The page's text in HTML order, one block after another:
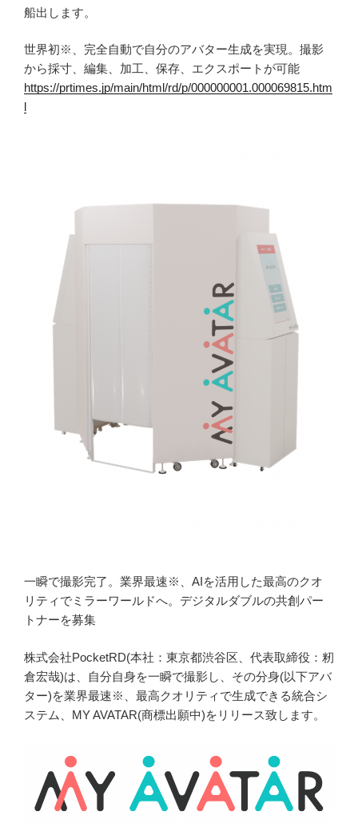
船出します。
世界初※、完全自動で自分のアバター生成を実現。撮影
から採寸、編集、加工、保存、エクスポートが可能
https://prtimes.jp/main/html/rd/p/000000001.000069815.htm
l
一瞬で撮影完了。業界最速※、AIを活用した最高のクオ
リティでミラーワールドへ。デジタルダブルの共創パー
トナーを募集
株式会社PocketRD(本社：東京都渋谷区、代表取締役：籾
倉宏哉)は、自分自身を一瞬で撮影し、その分身(以下アバ
ター)を業界最速※、最高クオリティで生成できる統合シ
ステム、MY AVATAR(商標出願中)をリリース致します。